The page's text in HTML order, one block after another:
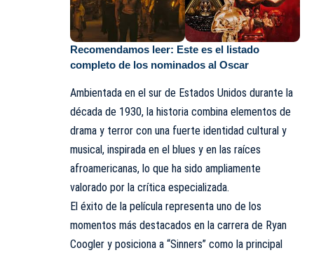
Recomendamos leer: Este es el listado
completo de los nominados al Oscar
Ambientada en el sur de Estados Unidos durante la
década de 1930, la historia combina elementos de
drama y terror con una fuerte identidad cultural y
musical, inspirada en el blues y en las raíces
afroamericanas, lo que ha sido ampliamente
valorado por la crítica especializada.
El éxito de la película representa uno de los
momentos más destacados en la carrera de Ryan
Coogler y posiciona a “Sinners” como la principal